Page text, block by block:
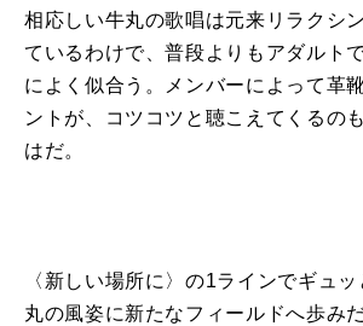
相応しい牛丸の歌唱は元来リラクシ
ているわけで、普段よりもアダルト
によく似合う。メンバーによって革
ントが、コツコツと聴こえてくるの
はだ。
〈新しい場所に〉の1ラインでギュ
丸の風姿に新たなフィールドへ歩み